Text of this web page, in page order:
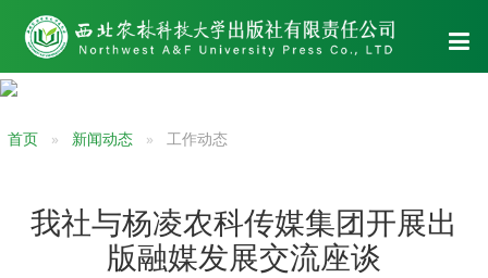
首页 新闻动态 工作动态
我社与杨凌农科传媒集团开展出
版融媒发展交流座谈